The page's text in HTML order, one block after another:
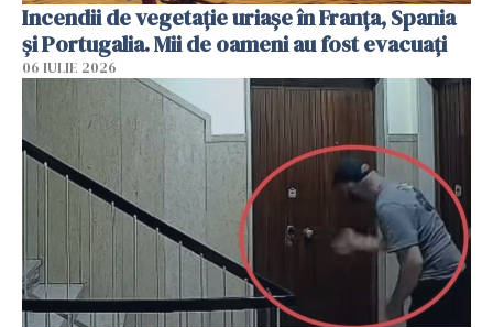
Incendii de vegetație uriașe în Franța, Spania
și Portugalia. Mii de oameni au fost evacuați
06 IULIE 2026